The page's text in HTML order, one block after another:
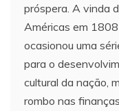
próspera. A vinda
Américas em
ocasionou uma
para o
cultural da nação,
rombo nas